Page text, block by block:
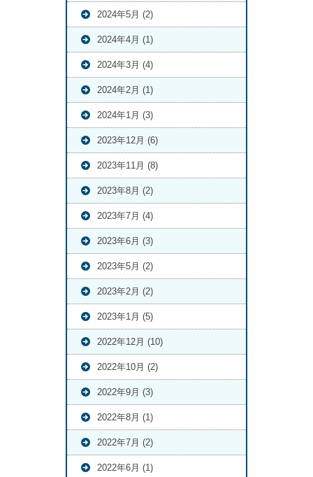
2024年5月 (2)
2024年4月 (1)
2024年3月 (4)
2024年2月 (1)
2024年1月 (3)
2023年12月 (6)
2023年11月 (8)
2023年8月 (2)
2023年7月 (4)
2023年6月 (3)
2023年5月 (2)
2023年2月 (2)
2023年1月 (5)
2022年12月 (10)
2022年10月 (2)
2022年9月 (3)
2022年8月 (1)
2022年7月 (2)
2022年6月 (1)